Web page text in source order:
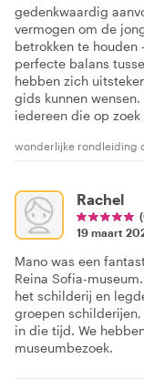
gedenkwaardig
vermogen om de
betrokken te houden
perfecte balans
hebben zich
gids kunnen
iedereen die op
wonderlijke rondleiding
Rachel
19 maart
Mano was een
Reina Sofia-
het schilderij en
groepen
in die tijd. We
museumbezoek.